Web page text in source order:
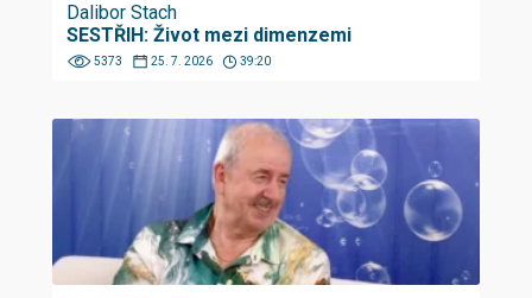
Dalibor Stach
SESTŘIH: Život mezi dimenzemi
5373 25. 7. 2026 39:20